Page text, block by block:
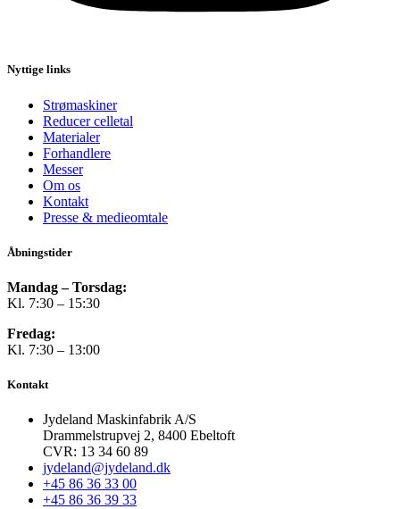
Nyttige links
Strømaskiner
Reducer celletal
Materialer
Forhandlere
Messer
Om os
Kontakt
Presse & medieomtale
Åbningstider
Mandag – Torsdag:
Kl. 7:30 – 15:30
Fredag:
Kl. 7:30 – 13:00
Kontakt
Jydeland Maskinfabrik A/S
Drammelstrupvej 2, 8400 Ebeltoft
CVR: 13 34 60 89
jydeland@jydeland.dk
+45 86 36 33 00
+45 86 36 39 33